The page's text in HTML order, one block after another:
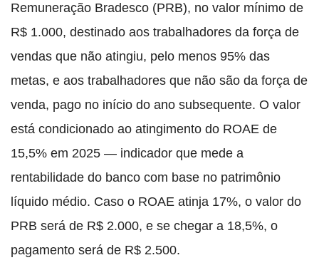
Remuneração Bradesco (PRB), no valor mínimo de
R$ 1.000, destinado aos trabalhadores da força de
vendas que não atingiu, pelo menos 95% das
metas, e aos trabalhadores que não são da força de
venda, pago no início do ano subsequente. O valor
está condicionado ao atingimento do ROAE de
15,5% em 2025 — indicador que mede a
rentabilidade do banco com base no patrimônio
líquido médio. Caso o ROAE atinja 17%, o valor do
PRB será de R$ 2.000, e se chegar a 18,5%, o
pagamento será de R$ 2.500.